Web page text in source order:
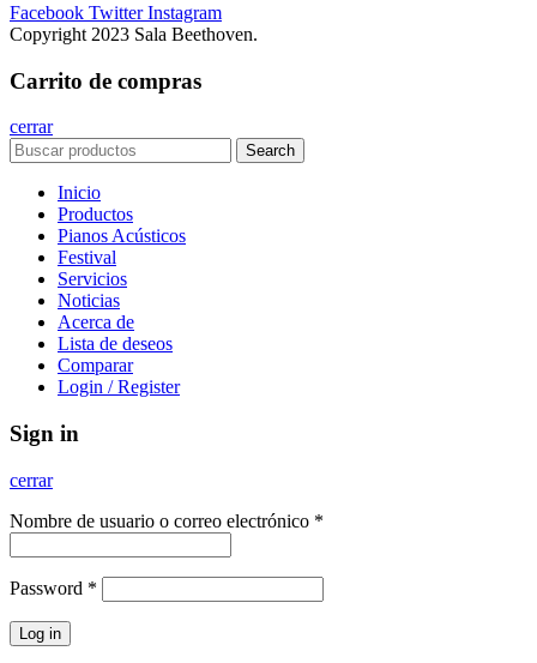
Facebook Twitter Instagram
Copyright 2023 Sala Beethoven.
Carrito de compras
cerrar
Search
Inicio
Productos
Pianos Acústicos
Festival
Servicios
Noticias
Acerca de
Lista de deseos
Comparar
Login / Register
Sign in
cerrar
Nombre de usuario o correo electrónico *
Password *
Log in